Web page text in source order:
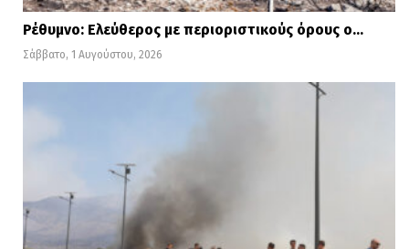
Ρέθυμνο: Ελεύθερος με περιοριστικούς όρους ο…
Σάββατο, 1 Αυγούστου, 2026